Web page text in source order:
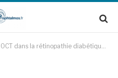
OCT dans la rétinopathie diabétique : diagnostic et suivi